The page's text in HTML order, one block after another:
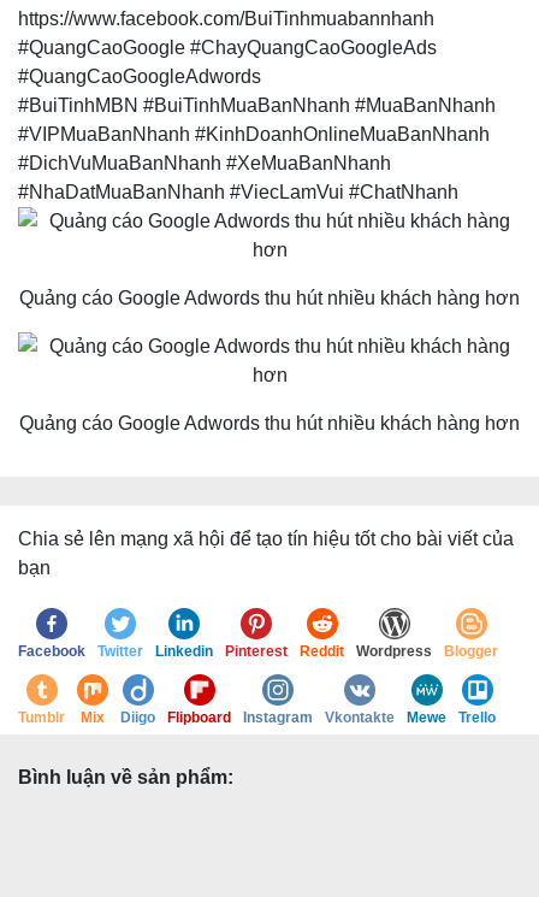
https://www.facebook.com/BuiTinhmuabannhanh
#QuangCaoGoogle #ChayQuangCaoGoogleAds
#QuangCaoGoogleAdwords
#BuiTinhMBN #BuiTinhMuaBanNhanh #MuaBanNhanh
#VIPMuaBanNhanh #KinhDoanhOnlineMuaBanNhanh
#DichVuMuaBanNhanh #XeMuaBanNhanh
#NhaDatMuaBanNhanh #ViecLamVui #ChatNhanh
Quảng cáo Google Adwords thu hút nhiều khách hàng hơn
Quảng cáo Google Adwords thu hút nhiều khách hàng hơn
Chia sẻ lên mạng xã hội để tạo tín hiệu tốt cho bài viết của
bạn
Facebook Twitter Linkedin Pinterest Reddit Wordpress Blogger
Tumblr Mix Diigo Flipboard Instagram Vkontakte Mewe Trello
Bình luận về sản phẩm: